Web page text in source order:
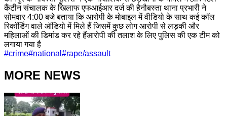
कैंटीन संचालक के खिलाफ एफआईआर दर्ज की हैनौबस्ता थाना प्रभारी ने
सोमवार 4:00 बजे बताया कि आरोपी के मोबाइल में वीडियो के साथ कई कॉल
रिकॉर्डिंग वाले ऑडियो में मिले हैं जिसमें कुछ लोग आरोपी से लड़की और
महिलाओं की डिमांड कर रहे हैंआरोपी की तलाश के लिए पुलिस की एक टीम को
लगाया गया है
#crime#national #rape/assault
MORE NEWS